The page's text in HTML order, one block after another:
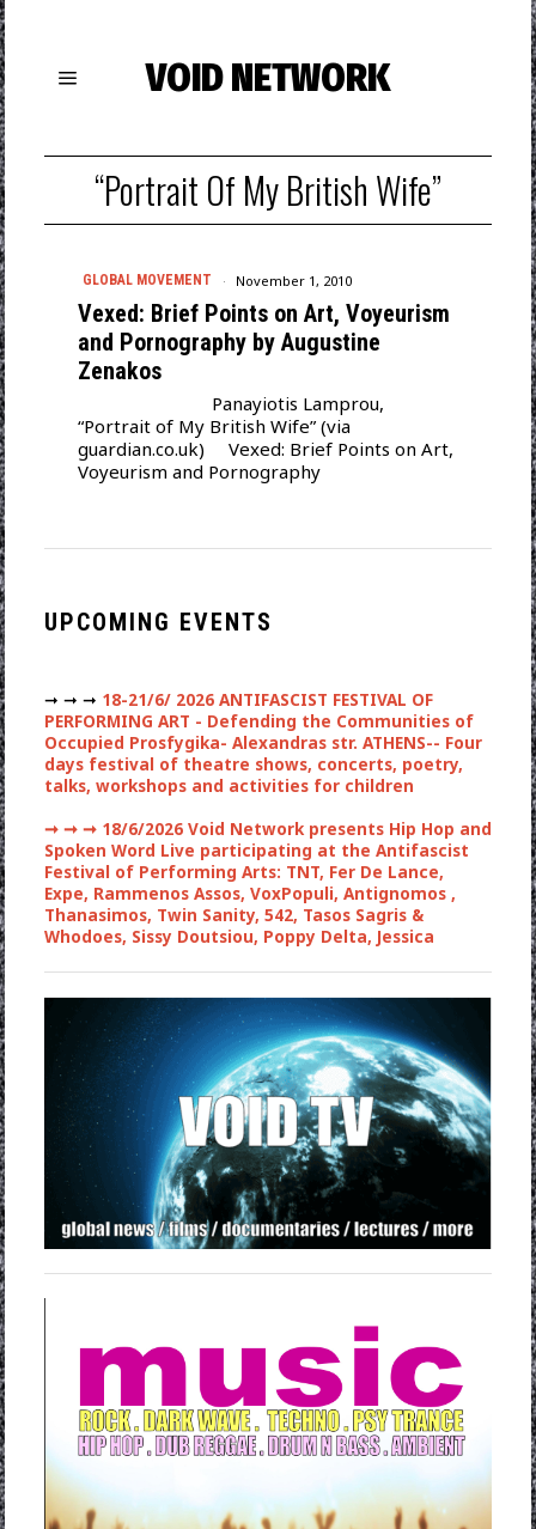
VOID NETWORK
“Portrait Of My British Wife”
GLOBAL MOVEMENT November 1, 2010
Vexed: Brief Points on Art, Voyeurism
and Pornography by Augustine
Zenakos
Panayiotis Lamprou,
“Portrait of My British Wife” (via
guardian.co.uk) Vexed: Brief Points on Art,
Voyeurism and Pornography
UPCOMING EVENTS
➞ ➞ ➞ 18-21/6/ 2026 ANTIFASCIST FESTIVAL OF
PERFORMING ART - Defending the Communities of
Occupied Prosfygika- Alexandras str. ATHENS-- Four
days festival of theatre shows, concerts, poetry,
talks, workshops and activities for children
➞ ➞ ➞18/6/2026 Void Network presents Hip Hop and
Spoken Word Live participating at the Antifascist
Festival of Performing Arts: TNT, Fer De Lance,
Expe, Rammenos Assos, VoxPopuli, Antignomos ,
Thanasimos, Twin Sanity, 542, Tasos Sagris &
Whodoes, Sissy Doutsiou, Poppy Delta, Jessica